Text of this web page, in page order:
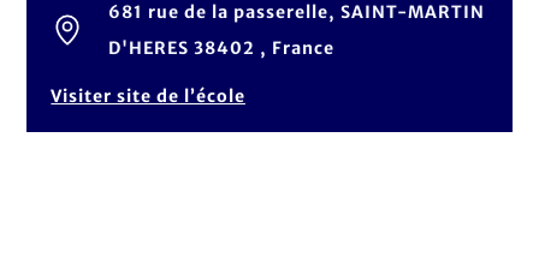
681 rue de la passerelle, SAINT-MARTIN
D'HERES 38402 , France
Visiter site de l’école